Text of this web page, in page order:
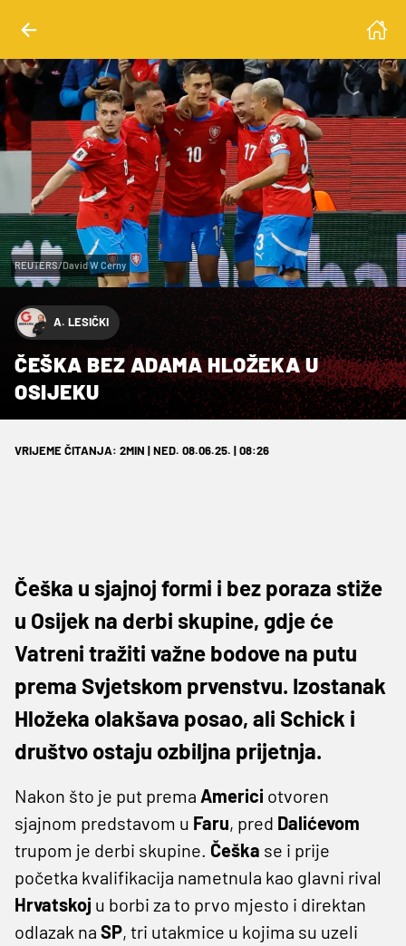
REUTERS/David W Cerny
A. LESIČKI
ČEŠKA BEZ ADAMA HLOŽEKA U
OSIJEKU
VRIJEME ČITANJA: 2MIN | NED. 08.06.25. | 08:26
Češka u sjajnoj formi i bez poraza stiže
u Osijek na derbi skupine, gdje će
Vatreni tražiti važne bodove na putu
prema Svjetskom prvenstvu. Izostanak
Hložeka olakšava posao, ali Schick i
društvo ostaju ozbiljna prijetnja.
Nakon što je put prema Americi otvoren
sjajnom predstavom u Faru, pred Dalićevom
trupom je derbi skupine. Češka se i prije
početka kvalifikacija nametnula kao glavni rival
Hrvatskoj u borbi za to prvo mjesto i direktan
odlazak na SP, tri utakmice u kojima su uzeli